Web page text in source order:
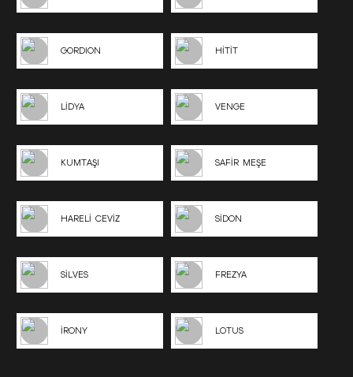
GORDION HİTİT
LİDYA VENGE
KUMTAŞI SAFİR MEŞE
HARELİ CEVİZ SİDON
SİLVES FREZYA
İRONY LOTUS